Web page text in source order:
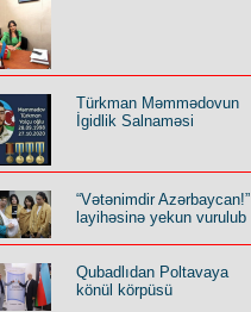
Türkman Məmmədovun
İgidlik Salnaməsi
“Vətənimdir Azərbaycan!”
layihəsinə yekun vurulub
Qubadlıdan Poltavaya
könül körpüsü